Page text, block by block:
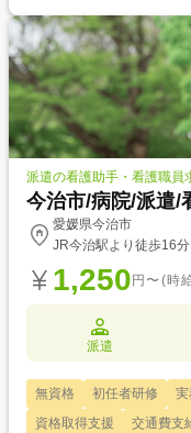
派遣の看護助手・看護職員
今治市/病院/派遣/
愛媛県今治市
JR今治駅より徒歩16分
1,250 円〜(時
派遣
無資格 初任者研修 実
資格取得支援
交通費支